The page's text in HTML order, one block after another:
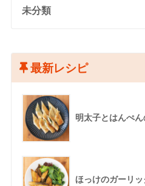
未分類
最新レシピ
明太子とはんぺ
ほっけのガーリ